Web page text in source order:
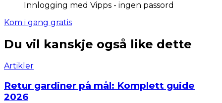
Innlogging med Vipps - ingen passord
Kom i gang gratis
Du vil kanskje også like dette
Artikler
Retur gardiner på mål: Komplett guide
2026